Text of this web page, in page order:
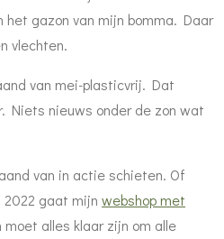
het gazon van mijn bomma. Daar
vlechten.
van mei-plasticvrij. Dat
Niets nieuws onder de zon wat
van in actie schieten. Of
gaat mijn webshop met
moet alles klaar zijn om alle